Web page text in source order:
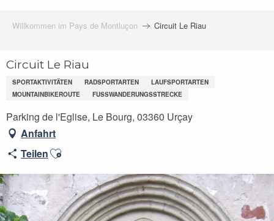
Willkommen im Pays de Montluçon Circuit Le Riau
Circuit Le Riau
SPORTAKTIVITÄTEN RADSPORTARTEN
LAUFSPORTARTEN
MOUNTAINBIKEROUTE
FUSSWANDERUNGSSTRECKE
Parking de l'Eglise, Le Bourg, 03360 Urçay
Anfahrt
TeilenAjouter aux favoris